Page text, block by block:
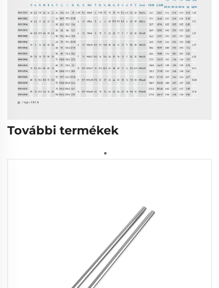
További termékek